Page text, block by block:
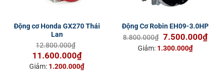
Động cơ Honda GX270 Thái
Lan
12.800.000₫
Giá
gốc
11.600.000₫Giá
hiện
Giảm: 1.200.000₫
Động Cơ Robin EH09-3.0HP
8.800.000₫ Giá
gốc
7.500.000₫Giá
Giảm: 1.300.000₫